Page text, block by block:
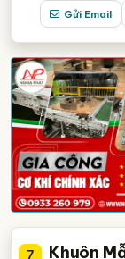
Gửi Email
7
Khuôn